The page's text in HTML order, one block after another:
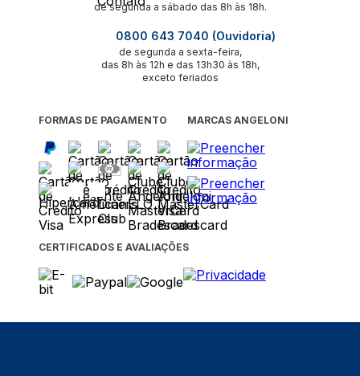
de segunda a sábado das 8h às 18h.
0800 643 7040 (Ouvidoria)
de segunda a sexta-feira,
das 8h às 12h e das 13h30 às 18h,
exceto feriados
FORMAS DE PAGAMENTO MARCAS ANGELONI
CERTIFICADOS E AVALIAÇÕES